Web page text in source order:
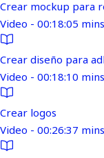
Crear mockup para
Video - 00:18:05 mins
Crear diseño para
Video - 00:18:10 mins
Crear logos
Video - 00:26:37 mins